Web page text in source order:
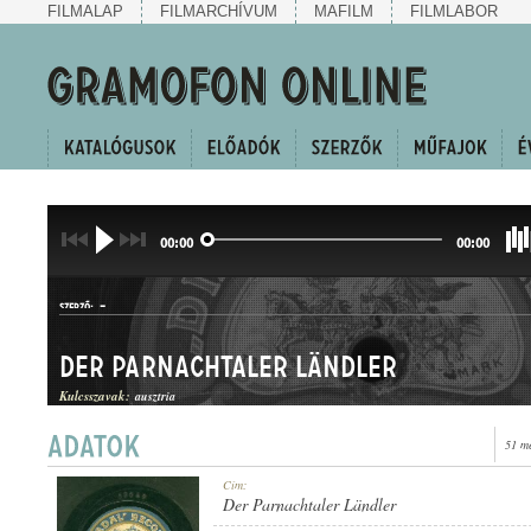
FILMALAP FILMARCHÍVUM MAFILM FILMLABOR
00:00 00:00
SZERZŐ: -
LÄNDLER
Der Parnachtaler Ländler
Kulcsszavak: ausztria
51
Cím:
Der Parnachtaler Ländler